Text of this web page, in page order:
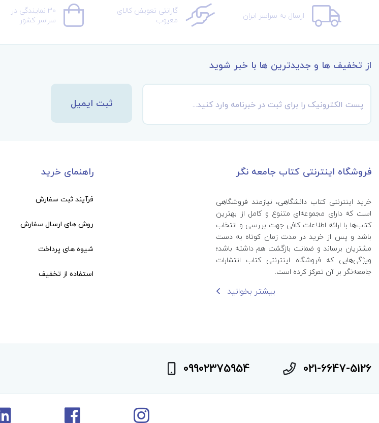
ارسال به سراسر ایران گارانتی تعویض کالای
معیوب
30 نمایندگی در
سراسر کشور
از تخفیف ها و جدیدترین ها با خبر شوید
ثبت ایمیل
فروشگاه اینترنتی کتاب جامعه نگر
خرید اینترنتی کتاب‌ دانشگاهی، نیازمند فروشگاهی
است که دارای مجموعه‌ای متنوع و کامل از بهترین
کتاب‌ها با ارائه اطلاعات کافی جهت بررسی و انتخاب
باشد و پس از خرید در مدت زمان کوتاه به دست
مشتریان برساند و ضمانت بازگشت هم داشته باشد؛
ویژگی‌هایی که فروشگاه اینترنتی کتاب انتشارات
جامعه‌نگر بر آن تمرکز کرده است.
بیشتر بخوانید
راهنمای خرید
فرآیند ثبت سفارش
روش های ارسال سفارش
شیوه های پرداخت
استفاده از تخفیف
021-6647-5126
09902375954